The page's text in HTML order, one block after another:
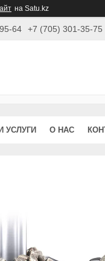
на Satu.kz
64 +7 (705) 301-35-75
УСЛУГИ О НАС